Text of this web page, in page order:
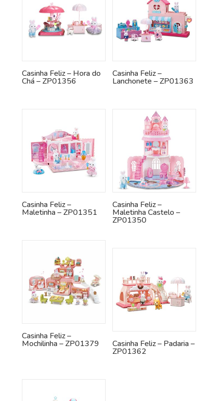
Casinha Feliz – Hora do
Chá – ZP01356
Casinha Feliz –
Lanchonete – ZP01363
Casinha Feliz –
Maletinha – ZP01351
Casinha Feliz –
Maletinha Castelo –
ZP01350
Casinha Feliz –
Mochilinha – ZP01379 Casinha Feliz – Padaria –
ZP01362